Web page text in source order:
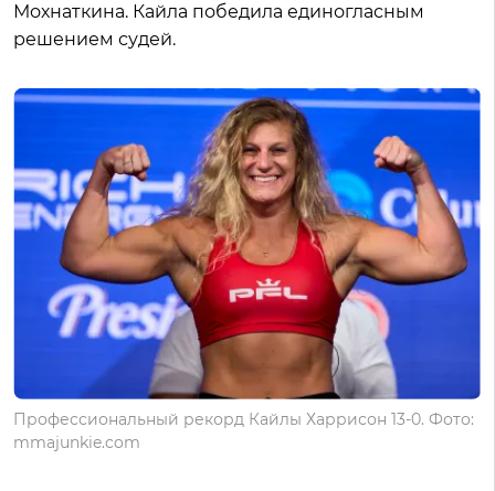
Мохнаткина. Кайла победила единогласным
решением судей.
Профессиональный рекорд Кайлы Харрисон 13-0. Фото:
mmajunkie.com